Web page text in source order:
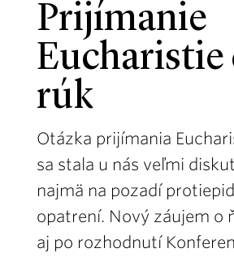
Prijímanie
Eucharistie
rúk
Otázka prijímania
sa stala u nás veľmi
najmä na pozadí
opatrení. Nový záujem o
aj po rozhodnutí